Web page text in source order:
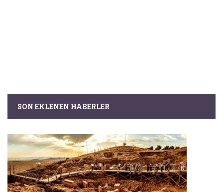
SON EKLENEN HABERLER